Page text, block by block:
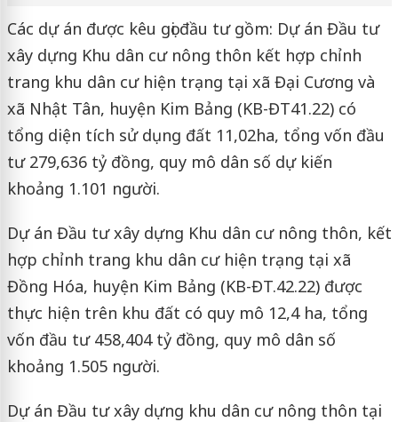
Các dự án được kêu gọi đầu tư gồm: Dự án Đầu tư
xây dựng Khu dân cư nông thôn kết hợp chỉnh
trang khu dân cư hiện trạng tại xã Đại Cương và
xã Nhật Tân, huyện Kim Bảng (KB-ĐT41.22) có
tổng diện tích sử dụng đất 11,02ha, tổng vốn đầu
tư 279,636 tỷ đồng, quy mô dân số dự kiến
khoảng 1.101 người.
Dự án Đầu tư xây dựng Khu dân cư nông thôn, kết
hợp chỉnh trang khu dân cư hiện trạng tại xã
Đồng Hóa, huyện Kim Bảng (KB-ĐT.42.22) được
thực hiện trên khu đất có quy mô 12,4 ha, tổng
vốn đầu tư 458,404 tỷ đồng, quy mô dân số
khoảng 1.505 người.
Dự án Đầu tư xây dựng khu dân cư nông thôn tại